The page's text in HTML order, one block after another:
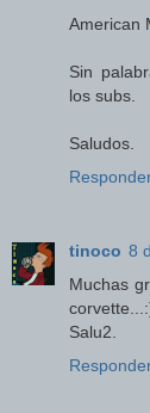
American
Sin
los subs.
Saludos.
tinoco 8
Muchas
Salu2.